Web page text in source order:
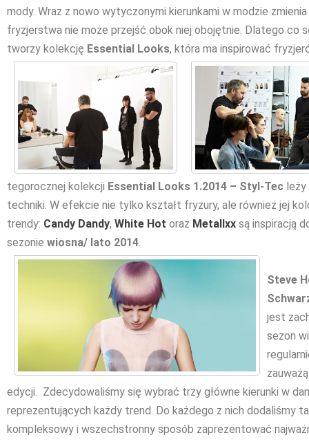
mody. Wraz z nowo wytyczonymi kierunkami w modzie
fryzjerstwa nie może przejść obok niej obojętnie. Dlatego co
tworzy kolekcję Essential Looks, która ma inspirować
tegorocznej kolekcji Essential Looks 1.2014 – Styl-Tec leży
techniki. W efekcie nie tylko kształt fryzury, ale również jej
trendy: Candy Dandy, White Hot oraz Metallxx są inspiracją
sezonie wiosna/ lato 2014.
Steve
jest
sezon
edycji. Zdecydowaliśmy się wybrać trzy główne kierunki w
reprezentujących każdy trend. Do każdego z nich dodaliśmy
kompleksowy i wszechstronny sposób zaprezentować